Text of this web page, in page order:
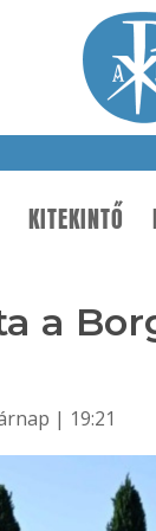
KITEKINTŐ
a
| 19:21